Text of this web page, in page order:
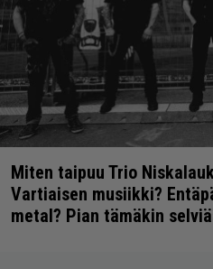
Miten taipuu Trio
Vartiaisen musiikki?
metal? Pian tämäkin